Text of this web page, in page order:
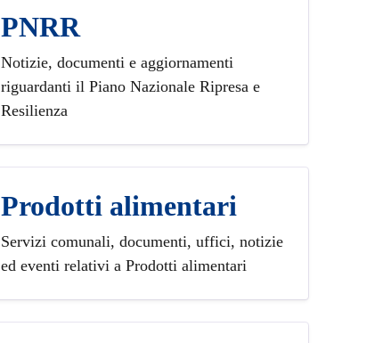
PNRR
Notizie, documenti e aggiornamenti
riguardanti il Piano Nazionale Ripresa e
Resilienza
Prodotti alimentari
Servizi comunali, documenti, uffici, notizie
ed eventi relativi a Prodotti alimentari